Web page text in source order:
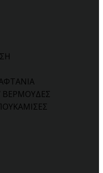
ΒΕΡΜΟΥΔΕΣ